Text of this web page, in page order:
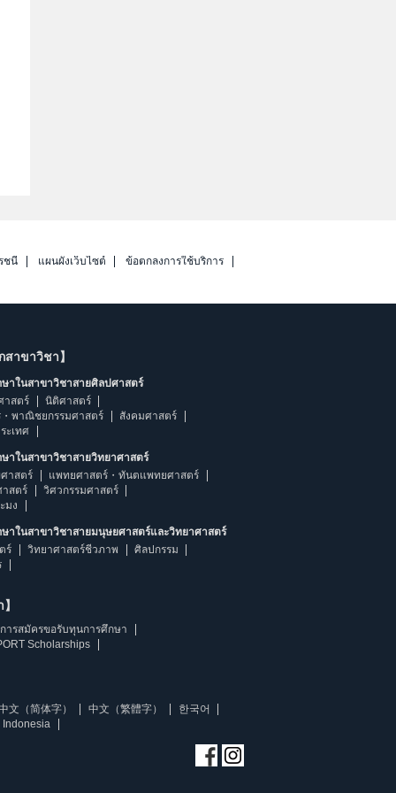
ชนี แผนผังเว็บไซต์ ข้อตกลงการใช้บริการ
าขาวิชา】
าในสาขาวิชาสายศิลปศาสตร์
าสตร์
นิติศาสตร์
・พาณิชยกรรมศาสตร์
สังคมศาสตร์
ะเทศ
าในสาขาวิชาสายวิทยาศาสตร์
าสตร์
แพทยศาสตร์・ทันตแพทยศาสตร์
สตร์
วิศวกรรมศาสตร์
มง
าในสาขาวิชาสายมนุษยศาสตร์และวิทยาศาสตร์
ร์
วิทยาศาสตร์ชีวภาพ
ศิลปกรรม
การสมัครขอรับทุนการศึกษา
Scholarships
文（简体字） 中文（繁體字）
한국어
Indonesia